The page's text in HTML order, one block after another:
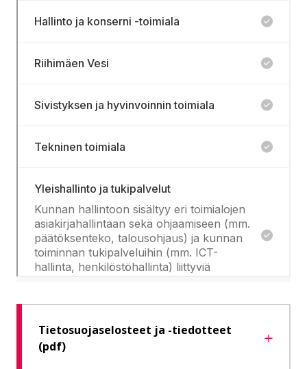
Tietosuojaselosteet ja -tiedotteet
(pdf)